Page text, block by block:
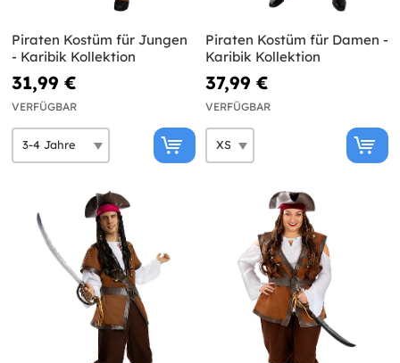
Piraten Kostüm für Jungen
- Karibik Kollektion
31,99 €
VERFÜGBAR
Piraten Kostüm für Damen -
Karibik Kollektion
37,99 €
VERFÜGBAR